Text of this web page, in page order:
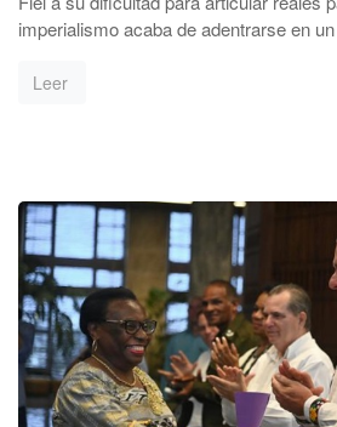
imperialismo acaba de adentrarse en
Leer